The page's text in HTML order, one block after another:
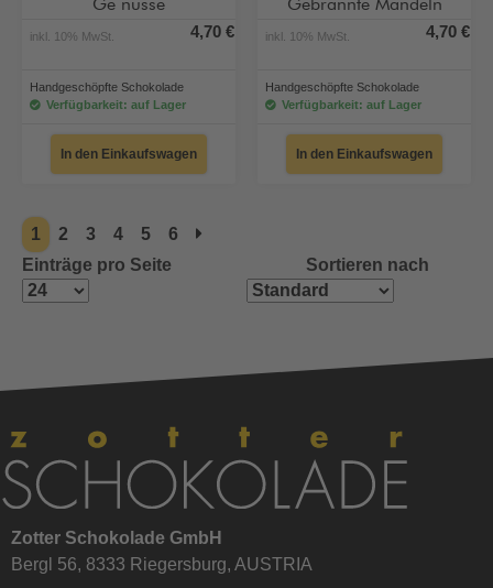
Ge nüsse
inkl. 10% MwSt. 4,70 €
Handgeschöpfte Schokolade
Verfügbarkeit: auf Lager
In den Einkaufswagen
Gebrannte Mandeln
inkl. 10% MwSt. 4,70 €
Handgeschöpfte Schokolade
Verfügbarkeit: auf Lager
In den Einkaufswagen
1 2 3 4 5
6
Einträge pro Seite
Sortieren nach
Zotter Schokolade GmbH
Bergl 56, 8333 Riegersburg, AUSTRIA